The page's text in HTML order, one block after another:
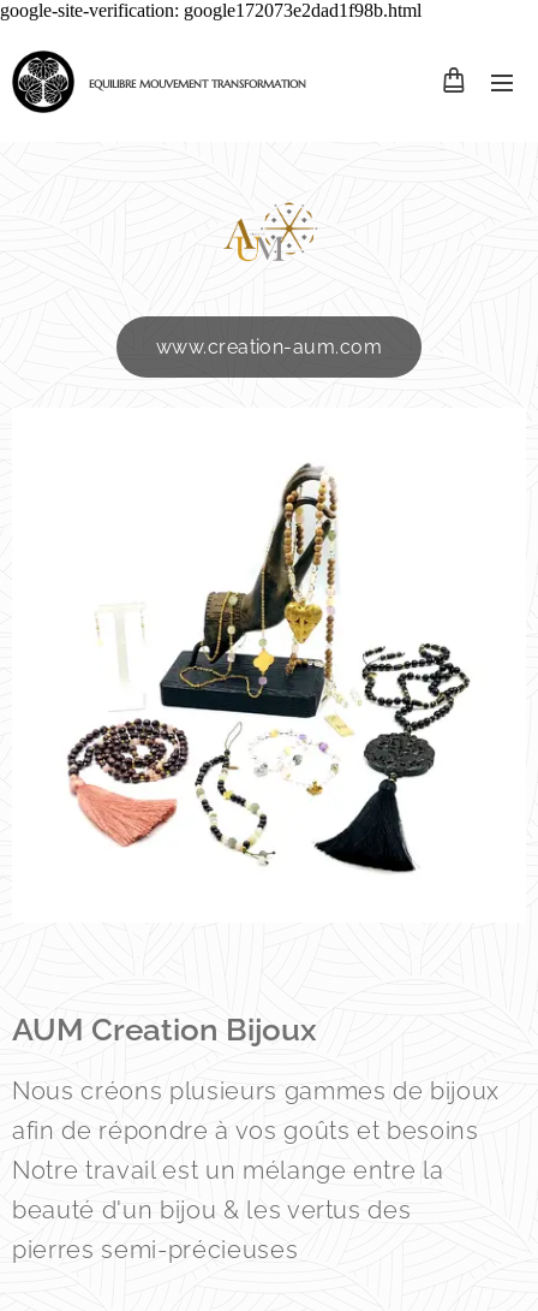
google-site-verification: google172073e2dad1f98b.html
EQUILIBRE MOUVEMENT TRANSFORMATION
www.creation-aum.com
AUM Creation Bijoux
Nous créons plusieurs gammes de bijoux
afin de répondre à vos goûts et besoins
Notre travail est un mélange entre la
beauté d'un bijou & les vertus des
pierres semi-précieuses